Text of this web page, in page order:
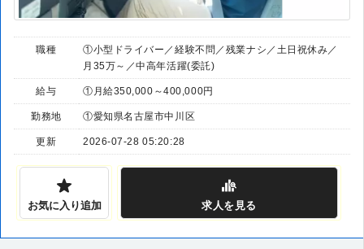
職種
①小型ドライバー／経験不問／残業ナシ／土日祝休み／
月35万～／中高年活躍(委託)
給与 ①月給350,000～400,000円
勤務地 ①愛知県名古屋市中川区
更新 2026-07-28 05:20:28
お気に入り追加 求人を見る